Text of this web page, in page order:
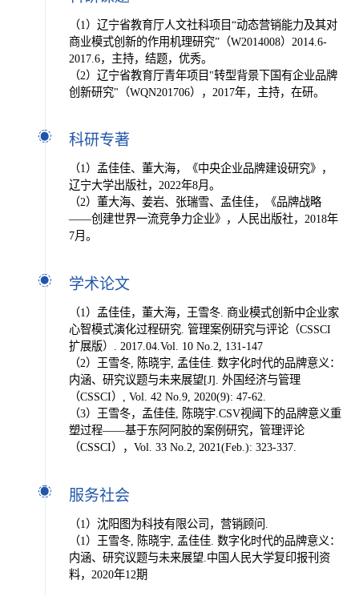
（1）辽宁省教育厅人文社科项目“动态营销能力及其对
商业模式创新的作用机理研究”（W2014008）2014.6-
2017.6，主持，结题，优秀。
（2）辽宁省教育厅青年项目"转型背景下国有企业品牌
创新研究"（WQN201706），2017年，主持，在研。
科研专著
（1）孟佳佳、董大海，《中央企业品牌建设研究》，
辽宁大学出版社，2022年8月。
（2）董大海、姜岩、张瑞雪、孟佳佳，《品牌战略
——创建世界一流竞争力企业》，人民出版社，2018年
7月。
学术论文
（1）孟佳佳，董大海，王雪冬. 商业模式创新中企业家
心智模式演化过程研究. 管理案例研究与评论（CSSCI
扩展版）. 2017.04.Vol. 10 No.2, 131-147
（2）王雪冬, 陈晓宇, 孟佳佳. 数字化时代的品牌意义：
内涵、研究议题与未来展望[J]. 外国经济与管理
（CSSCI）, Vol. 42 No.9, 2020(9): 47-62.
（3）王雪冬，孟佳佳, 陈晓宇.CSV视阈下的品牌意义重
塑过程——基于东阿阿胶的案例研究，管理评论
（CSSCI），Vol. 33 No.2, 2021(Feb.): 323-337.
服务社会
（1）沈阳图为科技有限公司，营销顾问.
（1）王雪冬, 陈晓宇, 孟佳佳. 数字化时代的品牌意义：
内涵、研究议题与未来展望.中国人民大学复印报刊资
料，2020年12期